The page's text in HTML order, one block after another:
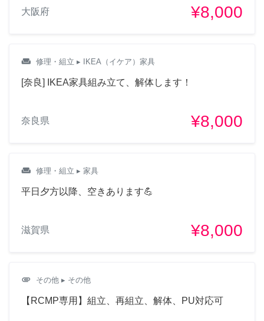
大阪府 ¥8,000
weekend 修理・組立 ▸ IKEA（イケア）家具
[奈良] IKEA家具組み立て、解体します！
奈良県 ¥8,000
weekend 修理・組立 ▸ 家具
平日夕方以降、空きあります💪
滋賀県 ¥8,000
attachment その他 ▸ その他
【RCMP専用】組立、再組立、解体、PU対応可